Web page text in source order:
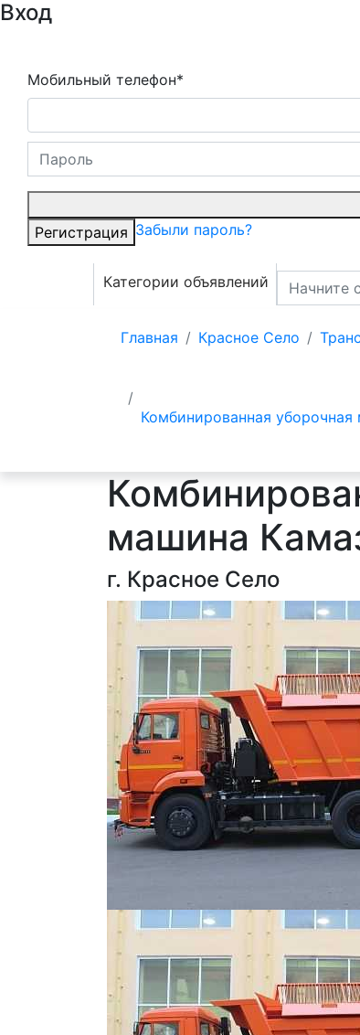
Вход
Мобильный телефон*
Регистрация Забыли пароль?
Категории объявлений
Главная Красное Село
Комбинированная
машина
г. Красное Село